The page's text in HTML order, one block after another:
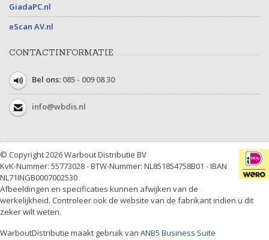
GiadaPC.nl
eScan AV.nl
CONTACTINFORMATIE
Bel ons: 085 - 009 08 30
info@wbdis.nl
© Copyright 2026 Warbout Distributie BV
KvK-Nummer: 55773028 - BTW-Nummer: NL851854758B01 - IBAN
NL71INGB0007002530
Afbeeldingen en specificaties kunnen afwijken van de
werkelijkheid. Controleer ook de website van de fabrikant indien u dit
zeker wilt weten.
WarboutDistributie maakt gebruik van ANB5 Business Suite